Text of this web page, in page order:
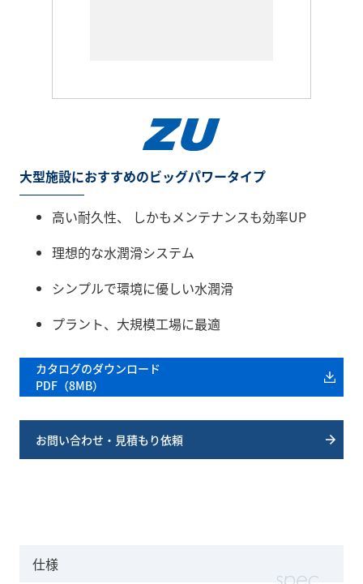
大型施設におすすめのビッグパワータイプ
高い耐久性、 しかもメンテナンスも効率UP
理想的な水潤滑システム
シンプルで環境に優しい水潤滑
プラント、大規模工場に最適
カタログのダウンロード
PDF（8MB）
お問い合わせ・見積もり依頼
仕様